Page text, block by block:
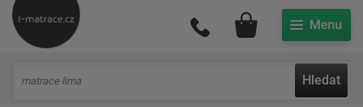
Hledat
Můj účet